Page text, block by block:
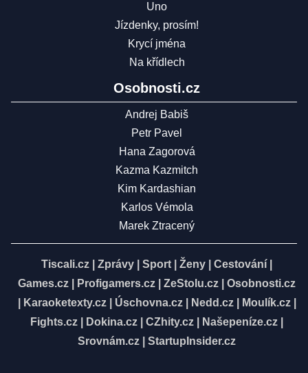
Uno
Jízdenky, prosím!
Krycí jména
Na křídlech
Osobnosti.cz
Andrej Babiš
Petr Pavel
Hana Zagorová
Kazma Kazmitch
Kim Kardashian
Karlos Vémola
Marek Ztracený
Tiscali.cz Zprávy Sport Ženy Cestování
Games.cz
Profigamers.cz ZeStolu.cz
Osobnosti.cz
Karaoketexty.cz| Úschovna.cz| Nedd.cz| Moulík.cz|
Fights.cz
Dokina.cz CZhity.cz Našepeníze.cz
Srovnám.cz
StartupInsider.cz